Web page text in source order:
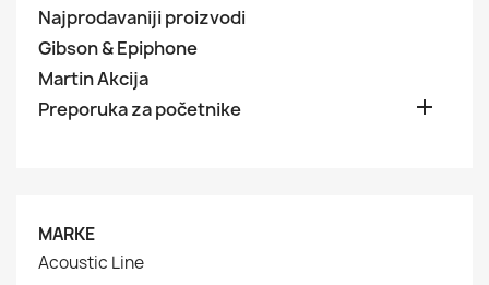
Najprodavaniji proizvodi
Gibson & Epiphone
Martin Akcija
Preporuka za početnike

MARKE
Acoustic Line